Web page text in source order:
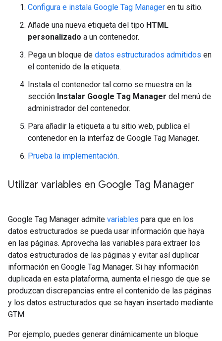
Configura e instala Google Tag Manager en tu sitio.
Añade una nueva etiqueta del tipo HTML
personalizado a un contenedor.
Pega un bloque de datos estructurados admitidos en
el contenido de la etiqueta.
Instala el contenedor tal como se muestra en la
sección Instalar Google Tag Manager del menú de
administrador del contenedor.
Para añadir la etiqueta a tu sitio web, publica el
contenedor en la interfaz de Google Tag Manager.
Prueba la implementación.
Utilizar variables en Google Tag Manager
Google Tag Manager admite variables para que en los
datos estructurados se pueda usar información que haya
en las páginas. Aprovecha las variables para extraer los
datos estructurados de las páginas y evitar así duplicar
información en Google Tag Manager. Si hay información
duplicada en esta plataforma, aumenta el riesgo de que se
produzcan discrepancias entre el contenido de las páginas
y los datos estructurados que se hayan insertado mediante
GTM.
Por ejemplo, puedes generar dinámicamente un bloque